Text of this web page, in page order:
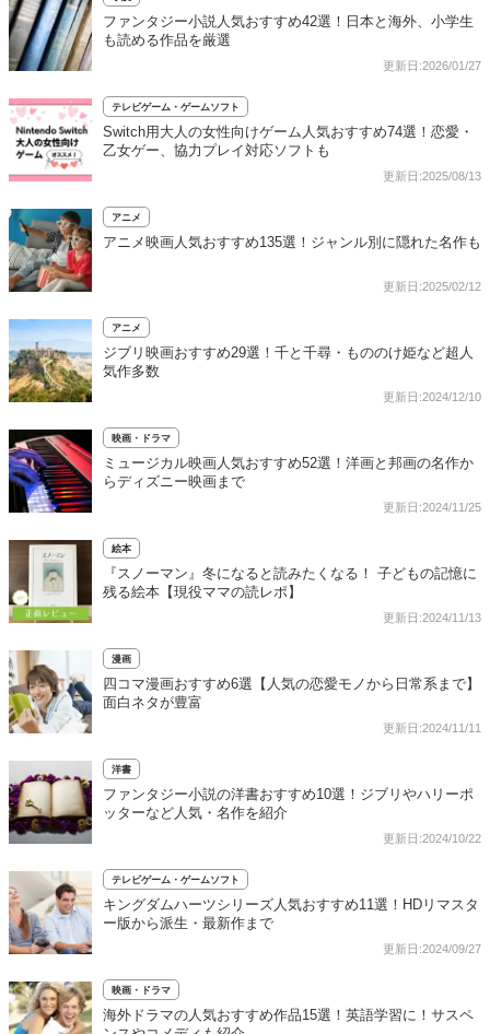
ファンタジー小説人気おすすめ42選！日本と海外、小学生
も読める作品を厳選
更新日:2026/01/27
テレビゲーム・ゲームソフト
Switch用大人の女性向けゲーム人気おすすめ74選！恋愛・
乙女ゲー、協力プレイ対応ソフトも
更新日:2025/08/13
アニメ
アニメ映画人気おすすめ135選！ジャンル別に隠れた名作も
更新日:2025/02/12
アニメ
ジブリ映画おすすめ29選！千と千尋・もののけ姫など超人
気作多数
更新日:2024/12/10
映画・ドラマ
ミュージカル映画人気おすすめ52選！洋画と邦画の名作か
らディズニー映画まで
更新日:2024/11/25
絵本
『スノーマン』冬になると読みたくなる！ 子どもの記憶に
残る絵本【現役ママの読レポ】
更新日:2024/11/13
漫画
四コマ漫画おすすめ6選【人気の恋愛モノから日常系まで】
面白ネタが豊富
更新日:2024/11/11
洋書
ファンタジー小説の洋書おすすめ10選！ジブリやハリーポ
ッターなど人気・名作を紹介
更新日:2024/10/22
テレビゲーム・ゲームソフト
キングダムハーツシリーズ人気おすすめ11選！HDリマスタ
ー版から派生・最新作まで
更新日:2024/09/27
映画・ドラマ
海外ドラマの人気おすすめ作品15選！英語学習に！サスペ